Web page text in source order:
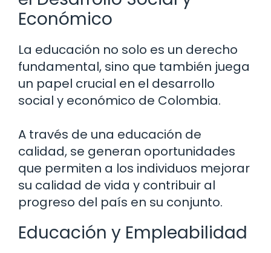
Económico
La educación no solo es un derecho
fundamental, sino que también juega
un papel crucial en el desarrollo
social y económico de Colombia.
A través de una educación de
calidad, se generan oportunidades
que permiten a los individuos mejorar
su calidad de vida y contribuir al
progreso del país en su conjunto.
Educación y Empleabilidad